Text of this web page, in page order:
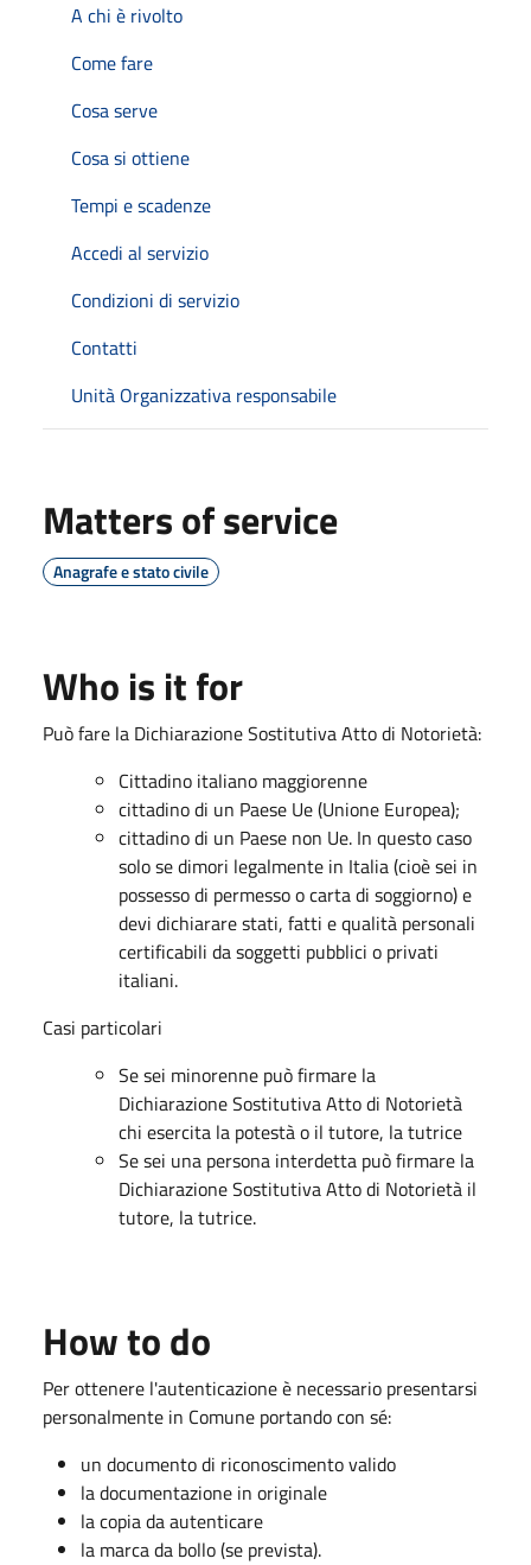
A chi è rivolto
Come fare
Cosa serve
Cosa si ottiene
Tempi e scadenze
Accedi al servizio
Condizioni di servizio
Contatti
Unità Organizzativa responsabile
Matters of service
Anagrafe e stato civile
Who is it for
Può fare la Dichiarazione Sostitutiva Atto di Notorietà:
Cittadino italiano maggiorenne
cittadino di un Paese Ue (Unione Europea);
cittadino di un Paese non Ue. In questo caso
solo se dimori legalmente in Italia (cioè sei in
possesso di permesso o carta di soggiorno) e
devi dichiarare stati, fatti e qualità personali
certificabili da soggetti pubblici o privati
italiani.
Casi particolari
Se sei minorenne può firmare la
Dichiarazione Sostitutiva Atto di Notorietà
chi esercita la potestà o il tutore, la tutrice
Se sei una persona interdetta può firmare la
Dichiarazione Sostitutiva Atto di Notorietà il
tutore, la tutrice.
How to do
Per ottenere l'autenticazione è necessario presentarsi
personalmente in Comune portando con sé:
un documento di riconoscimento valido
la documentazione in originale
la copia da autenticare
la marca da bollo (se prevista).